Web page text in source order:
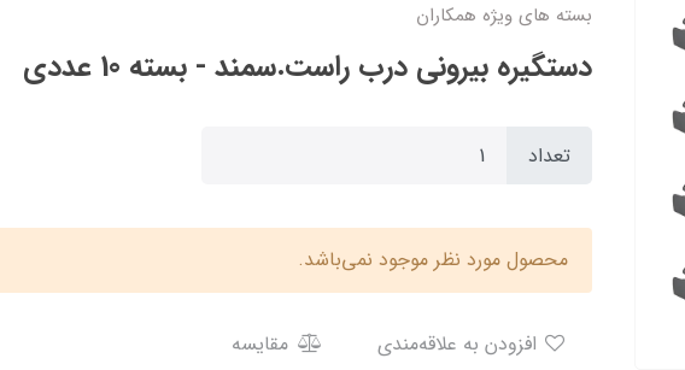
بسته های ویژه همکاران
دستگیره بیرونی درب راست.سمند - بسته 10 عددی
تعداد
محصول مورد نظر موجود نمی‌باشد.
مقایسه